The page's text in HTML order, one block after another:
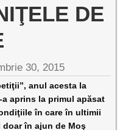
DE
30, 2015
anul acesta la
aprins la primul apăsat
în care în ultimii
în ajun de Moş